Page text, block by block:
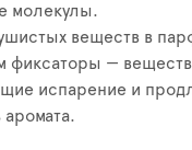
молекулы.
веществ в
фиксаторы —
испарение и
аромата.